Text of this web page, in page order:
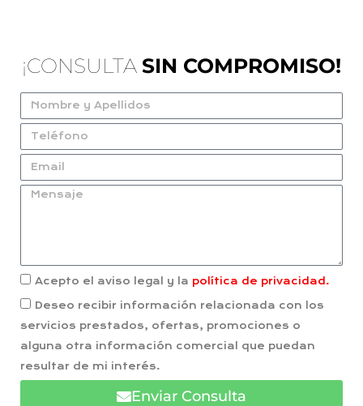
¡CONSULTA SIN COMPROMISO!
Acepto el aviso legal y la política de privacidad.
Deseo recibir información relacionada con los
servicios prestados, ofertas, promociones o
alguna otra información comercial que puedan
resultar de mi interés.
Enviar Consulta